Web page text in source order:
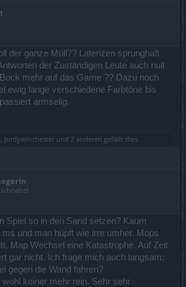
der ganze Müll?? Latenzen sprunghaft
der Zuständigen Leute auch null
mehr auf das Game ?? Dazu noch
ewig lange verschiedene Farbtöne bis
armselig.
jordywinchester und 2 anderen gefällt dies.
Spiel so in den Sand setzen? Kaum
ms und man hüpft wie irre umher. Mops
Map Wechsel eine Katastrophe. Auf Zeit
gar nicht. Ich frage mich auch langsam:
gegen die Wand fahren?
keiner mehr rein. Sehr sehr